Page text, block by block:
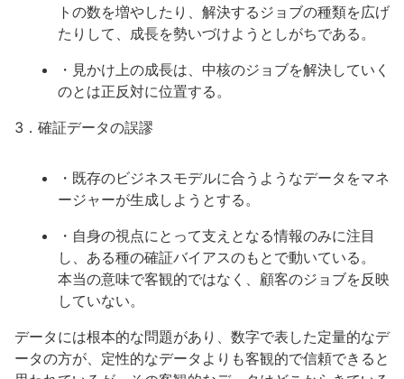
トの数を増やしたり、解決するジョブの種類を広げ
たりして、成長を勢いづけようとしがちである。
・見かけ上の成長は、中核のジョブを解決していく
のとは正反対に位置する。
3．確証データの誤謬
・既存のビジネスモデルに合うようなデータをマネ
ージャーが生成しようとする。
・自身の視点にとって支えとなる情報のみに注目
し、ある種の確証バイアスのもとで動いている。
本当の意味で客観的ではなく、顧客のジョブを反映
していない。
データには根本的な問題があり、数字で表した定量的なデ
ータの方が、定性的なデータよりも客観的で信頼できると